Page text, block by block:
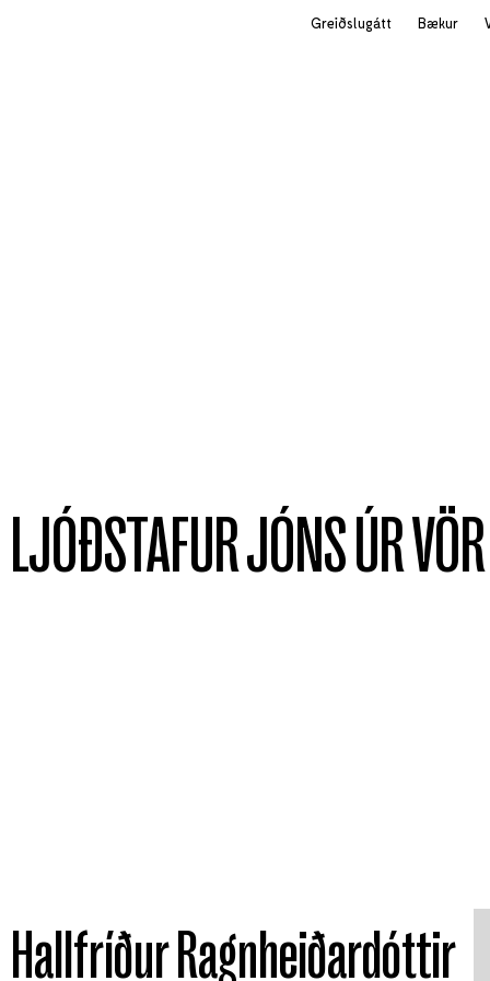
Greiðslugátt Bækur
LJÓÐSTAFUR JÓNS ÚR
Hallfríður Ragnheiðardóttir